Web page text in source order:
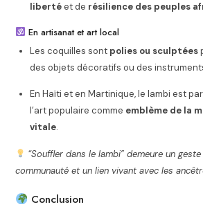
libertéet de résilience des peuples
En artisanat et art local
Les coquilles sont polies ou sculptées
des objets décoratifs ou des
En Haïti et en Martinique, le lambi est
l’art populaire comme emblème de la
vitale.
“Souffler dans le lambi” demeure un
communauté et un lien vivant avec les
Conclusion